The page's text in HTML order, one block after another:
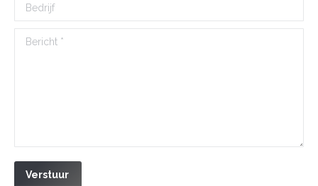
Bericht *
Verstuur